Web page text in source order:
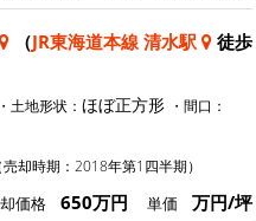
（JR東海道本線 清水駅
徒歩
・土地形状： ほぼ正方形 ・間口：
売却時期：2018年第1四半期）
価格 650万円 単価 万円/坪